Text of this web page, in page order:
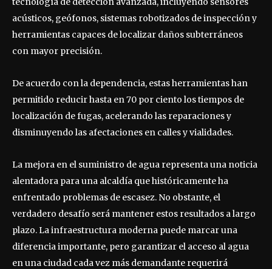
acústicos, geófonos, sistemas robotizados de inspección y
herramientas capaces de localizar daños subterráneos
con mayor precisión.
De acuerdo con la dependencia, estas herramientas han
permitido reducir hasta en 70 por ciento los tiempos de
localización de fugas, acelerando las reparaciones y
disminuyendo las afectaciones en calles y vialidades.
La mejora en el suministro de agua representa una noticia
alentadora para una alcaldía que históricamente ha
enfrentado problemas de escasez. No obstante, el
verdadero desafío será mantener estos resultados a largo
plazo. La infraestructura moderna puede marcar una
diferencia importante, pero garantizar el acceso al agua
en una ciudad cada vez más demandante requerirá